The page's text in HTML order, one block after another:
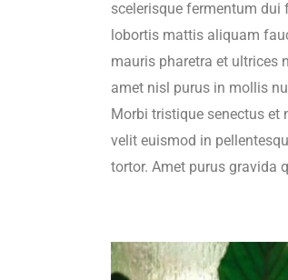
scelerisque fermentum dui
lobortis mattis aliquam
mauris pharetra et ultrices
amet nisl purus in mollis
Morbi tristique senectus et
velit euismod in
tortor. Amet purus gravida